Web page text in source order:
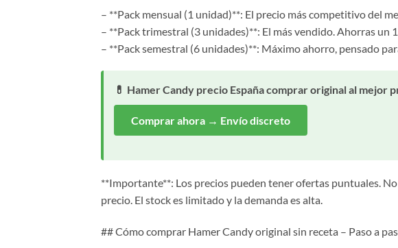
– **Pack mensual (1 unidad)**: El precio más competitivo del
– **Pack trimestral (3 unidades)**: El más vendido. Ahorras un
– **Pack semestral (6 unidades)**: Máximo ahorro, pensado
💊 Hamer Candy precio España comprar original al mejor
Comprar ahora → Envío discreto
**Importante**: Los precios pueden tener ofertas puntuales.
precio. El stock es limitado y la demanda es alta.
## Cómo comprar Hamer Candy original sin receta – Paso a